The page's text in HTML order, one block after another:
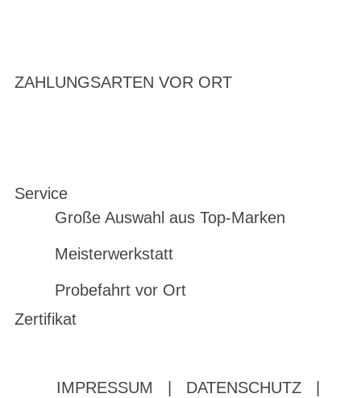
ZAHLUNGSARTEN VOR ORT
Service
Große Auswahl aus Top-Marken
Meisterwerkstatt
Probefahrt vor Ort
Zertifikat
IMPRESSUM DATENSCHUTZ